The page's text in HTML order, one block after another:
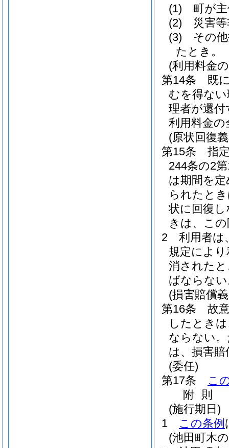
(1)
町が
(2)
災害
(3)
その
たとき。
(利用料金
第14条
既
むを得な
理者が還
利用料金
(原状回復
第15条
指
244条の2
は期間を
られたと
状に回復
きは、こ
2
利用者は
規定によ
消された
ばならな
(損害賠償
第16条
故
したとき
ならない。
は、損害
(委任)
第17条
こ
附 則
(施行期日)
1
この条例
(池田町木